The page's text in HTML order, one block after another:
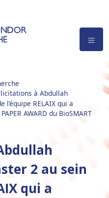
à Abdullah
l’équipe RELAIX qui a
AWARD du BioSMART
2 au sein
qui a